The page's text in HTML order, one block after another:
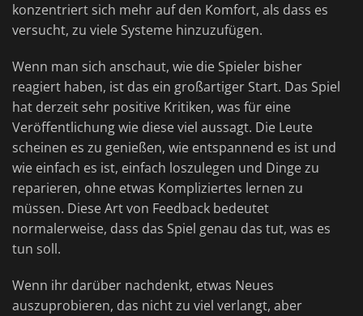
konzentriert sich mehr auf den Komfort, als dass es
versucht, zu viele Systeme hinzuzufügen.
Wenn man sich anschaut, wie die Spieler bisher
reagiert haben, ist das ein großartiger Start. Das Spiel
hat derzeit sehr positive Kritiken, was für eine
Veröffentlichung wie diese viel aussagt. Die Leute
scheinen es zu genießen, wie entspannend es ist und
wie einfach es ist, einfach loszulegen und Dinge zu
reparieren, ohne etwas Kompliziertes lernen zu
müssen. Diese Art von Feedback bedeutet
normalerweise, dass das Spiel genau das tut, was es
tun soll.
Wenn ihr darüber nachdenkt, etwas Neues
auszuprobieren, das nicht zu viel verlangt, aber